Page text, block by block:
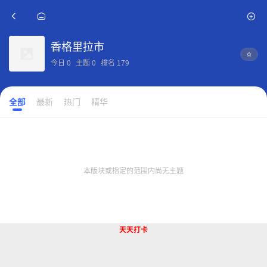
香格里拉市
今日 0 主题0 排名 179
全部 最新 热门 精华
本版块或指定的范围内尚无主题
天天打卡